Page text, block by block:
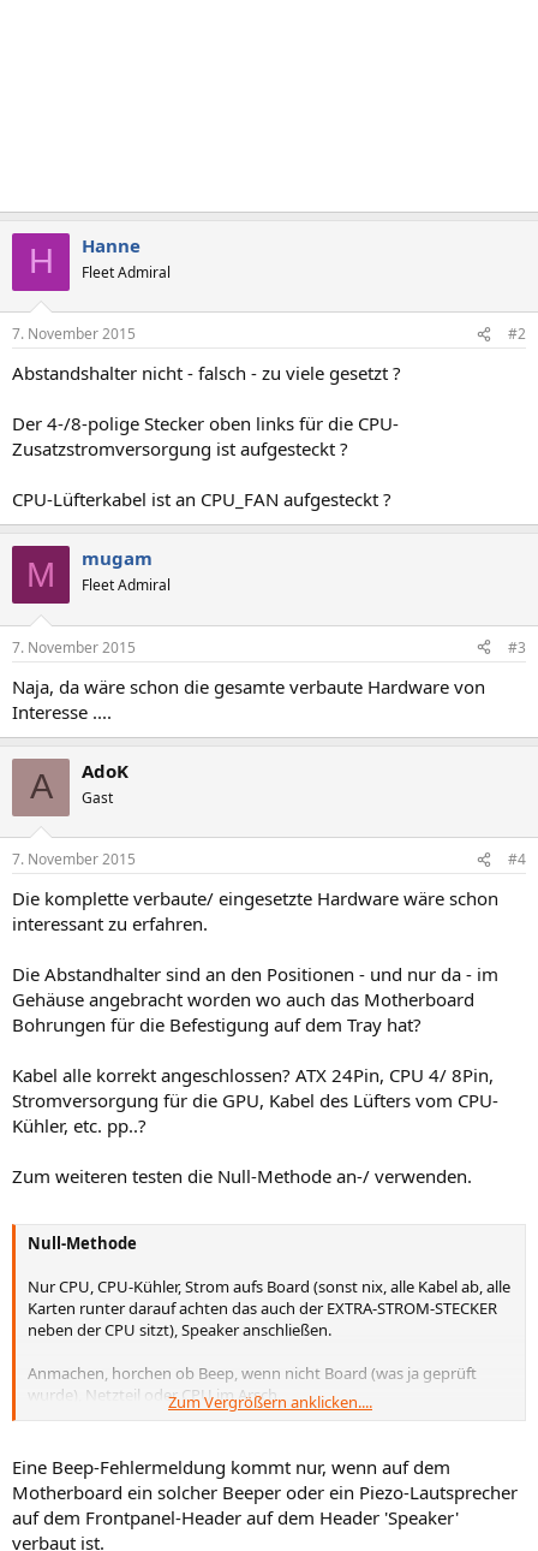
H Hanne
Fleet Admiral
7. November 2015 #2
Abstandshalter nicht - falsch - zu viele gesetzt ?
Der 4-/8-polige Stecker oben links für die CPU-
Zusatzstromversorgung ist aufgesteckt ?
CPU-Lüfterkabel ist an CPU_FAN aufgesteckt ?
M mugam
Fleet Admiral
7. November 2015 #3
Naja, da wäre schon die gesamte verbaute Hardware von
Interesse ....
A AdoK
Gast
7. November 2015 #4
Die komplette verbaute/ eingesetzte Hardware wäre schon
interessant zu erfahren.
Die Abstandhalter sind an den Positionen - und nur da - im
Gehäuse angebracht worden wo auch das Motherboard
Bohrungen für die Befestigung auf dem Tray hat?
Kabel alle korrekt angeschlossen? ATX 24Pin, CPU 4/ 8Pin,
Stromversorgung für die GPU, Kabel des Lüfters vom CPU-
Kühler, etc. pp..?
Zum weiteren testen die Null-Methode an-/ verwenden.
Null-Methode
Nur CPU, CPU-Kühler, Strom aufs Board (sonst nix, alle Kabel ab, alle
Karten runter darauf achten das auch der EXTRA-STROM-STECKER
neben der CPU sitzt), Speaker anschließen.
Anmachen, horchen ob Beep, wenn nicht Board (was ja geprüft
wurde), Netzteil oder CPU im Arsch,
wenn es Beept, Beep merken, Ausmachen, RAM zustecken
Es Beept nicht: RAM falsch gesteckt, Beep ändert sich nicht: RAM im
Arsch, Beep ändert sich: Merken, ausmachen
Graka zustecken
Anmachen
Es Beept: Graka im Arsch, Kein Bild: Graka im Arsch
Zum Vergrößern anklicken....
Eine Beep-Fehlermeldung kommt nur, wenn auf dem
Motherboard ein solcher Beeper oder ein Piezo-Lautsprecher
auf dem Frontpanel-Header auf dem Header 'Speaker'
verbaut ist.